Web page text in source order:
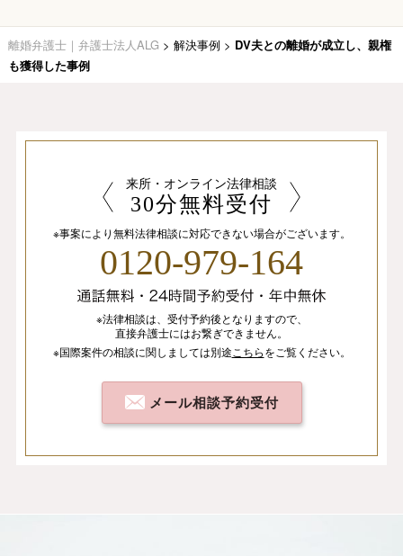
離婚弁護士｜弁護士法人ALG > 解決事例 > DV夫との離婚が成立し、親権
も獲得した事例
来所・オンライン法律相談
30分無料受付
※事案により無料法律相談に対応できない場合がございます。
0120-979-164
※法律相談は、 受付予約後となりますので、
直接弁護士にはお繋ぎできません。
※国際案件の相談に関しましては別途 こちらをご覧ください。
メール相談予約受付